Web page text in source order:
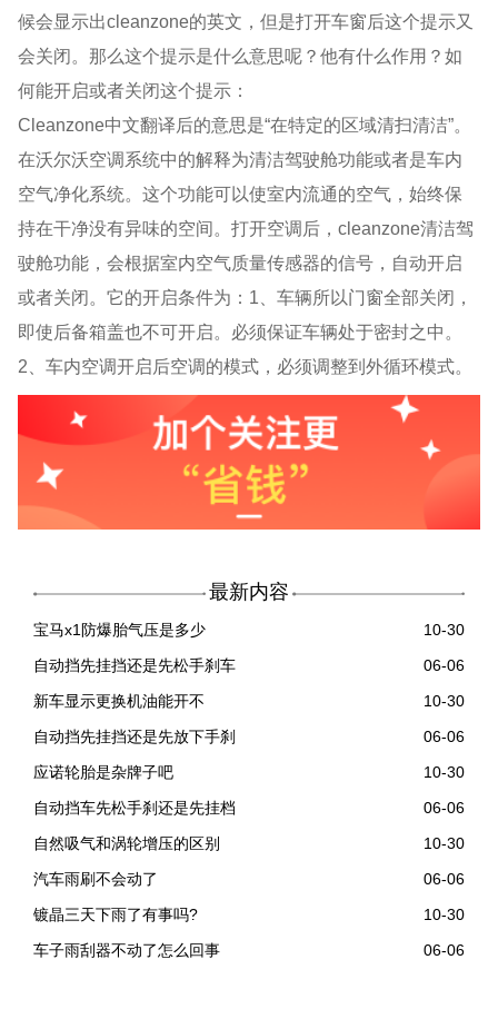
候会显示出cleanzone的英文，但是打开车窗后这个提示又
会关闭。那么这个提示是什么意思呢？他有什么作用？如
何能开启或者关闭这个提示：
Cleanzone中文翻译后的意思是“在特定的区域清扫清洁”。
在沃尔沃空调系统中的解释为清洁驾驶舱功能或者是车内
空气净化系统。这个功能可以使室内流通的空气，始终保
持在干净没有异味的空间。打开空调后，cleanzone清洁驾
驶舱功能，会根据室内空气质量传感器的信号，自动开启
或者关闭。它的开启条件为：1、车辆所以门窗全部关闭，
即使后备箱盖也不可开启。必须保证车辆处于密封之中。
2、车内空调开启后空调的模式，必须调整到外循环模式。
最新内容
宝马x1防爆胎气压是多少
10-30
自动挡先挂挡还是先松手刹车
06-06
新车显示更换机油能开不
10-30
自动挡先挂挡还是先放下手刹
06-06
应诺轮胎是杂牌子吧
10-30
自动挡车先松手刹还是先挂档
06-06
自然吸气和涡轮增压的区别
10-30
汽车雨刷不会动了
06-06
镀晶三天下雨了有事吗?
10-30
车子雨刮器不动了怎么回事
06-06